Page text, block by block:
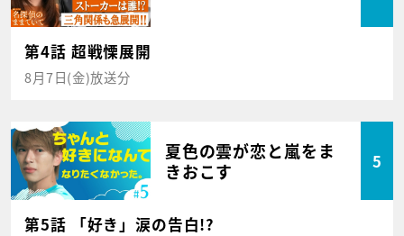
第4話 超戦慄展開
8月7日(金)放送分
夏色の雲が恋と嵐をま
きおこす
5
第5話 「好き」涙の告白!?